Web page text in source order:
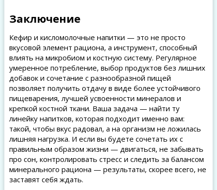
Заключение
Кефир и кисломолочные напитки — это не просто
вкусовой элемент рациона, а инструмент, способный
влиять на микробиом и костную систему. Регулярное
умеренное потребление, выбор продуктов без лишних
добавок и сочетание с разнообразной пищей
позволяет получить отдачу в виде более устойчивого
пищеварения, лучшей усвоенности минералов и
крепкой костной ткани. Ваша задача — найти ту
линейку напитков, которая подходит именно вам:
такой, чтобы вкус радовал, а на организм не ложилась
лишняя нагрузка. И если вы будете сочетать их с
правильным образом жизни — двигаться, не забывать
про сон, контролировать стресс и следить за балансом
минерального рациона — результаты, скорее всего, не
заставят себя ждать.